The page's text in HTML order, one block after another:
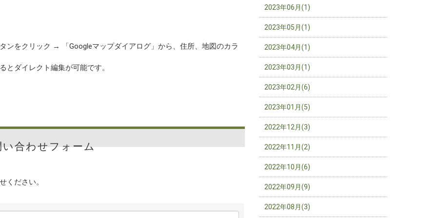
ンをクリック → 「Googleマップダイアログ」から、住所、地図のカラ
とダイレクト編集が可能です。
い合わせフォーム
ください。
2023年06月(1)
2023年05月(1)
2023年04月(1)
2023年03月(1)
2023年02月(6)
2023年01月(5)
2022年12月(3)
2022年11月(2)
2022年10月(6)
2022年09月(9)
2022年08月(3)